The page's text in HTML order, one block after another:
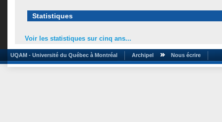
Statistiques
Voir les statistiques sur cinq ans...
UQAM - Université du Québec à Montréal Archipel Nous écrire